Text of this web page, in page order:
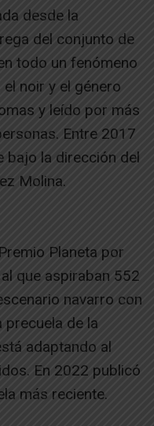
desde la
del conjunto de
todo un fenómeno
noir y el género
y leído por más
Entre 2017
bajo la dirección del
Molina.
Planeta por
que aspiraban 552
navarro con
precuela de la
adaptando al
En 2022 publicó
más reciente.